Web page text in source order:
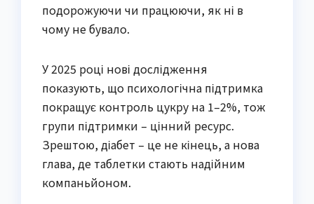
подорожуючи чи працюючи, як ні в
чому не бувало.
У 2025 році нові дослідження
показують, що психологічна підтримка
покращує контроль цукру на 1–2%, тож
групи підтримки – цінний ресурс.
Зрештою, діабет – це не кінець, а нова
глава, де таблетки стають надійним
компаньйоном.